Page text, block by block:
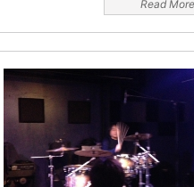
Read More